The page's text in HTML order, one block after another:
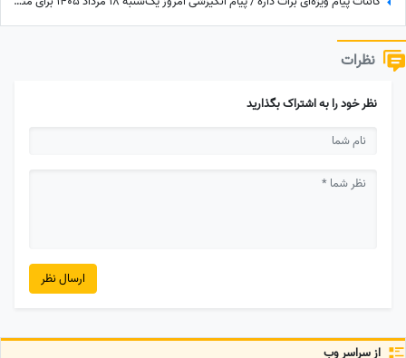
نظرات
نظر خود را به اشتراک بگذارید
ارسال نظر
از سراسر وب